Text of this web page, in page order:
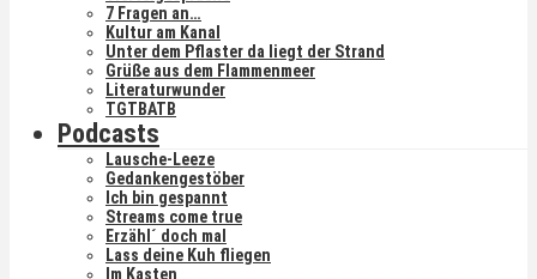
7 Fragen an…
Kultur am Kanal
Unter dem Pflaster da liegt der Strand
Grüße aus dem Flammenmeer
Literaturwunder
TGTBATB
Podcasts
Lausche-Leeze
Gedankengestöber
Ich bin gespannt
Streams come true
Erzähl´ doch mal
Lass deine Kuh fliegen
Im Kasten